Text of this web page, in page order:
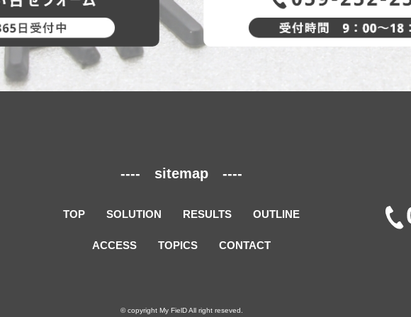
---- sitemap ----
TOP SOLUTION RESULTS OUTLINE
ACCESS TOPICS CONTACT
© copyright My FielD All right reseved.